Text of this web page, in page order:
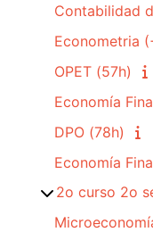
Contabilidad
Econometria
OPET (57h)
Economía
DPO (78h)
Economía
2o curso 2o